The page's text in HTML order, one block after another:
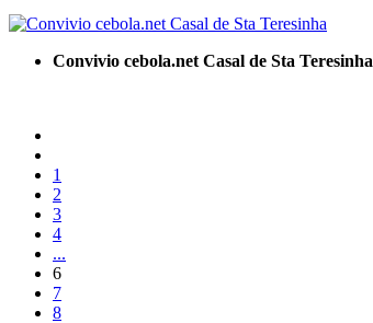
Convivio cebola.net Casal de Sta Teresinha
1
2
3
4
...
6
7
8